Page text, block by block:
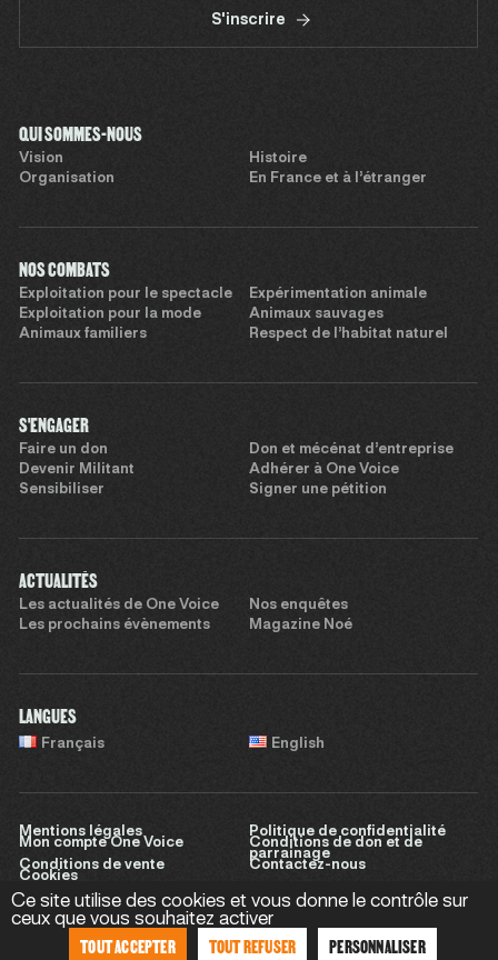
S'inscrire
QUI SOMMES-NOUS
Vision
Histoire
Organisation
En France et à l’étranger
NOS COMBATS
Exploitation pour le spectacle
Expérimentation animale
Exploitation pour la mode
Animaux sauvages
Animaux familiers
Respect de l’habitat naturel
S'ENGAGER
Faire un don
Don et mécénat d’entreprise
Devenir Militant
Adhérer à One Voice
Sensibiliser
Signer une pétition
ACTUALITÉS
Les actualités de One Voice
Nos enquêtes
Les prochains évènements
Magazine Noé
LANGUES
Français English
Mentions légales
Politique de confidentialité
Mon compte One Voice
Conditions de don et de
parrainage
Conditions de vente
Contactez-nous
Cookies
Site réalisé parSweet Punk
Ce site utilise des cookies et vous donne le contrôle sur
ceux que vous souhaitez activer
TOUT ACCEPTER TOUT REFUSER PERSONNALISER